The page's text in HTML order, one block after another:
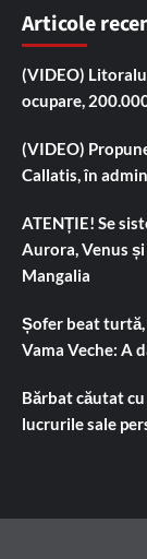
Articole
(VIDEO)
ocupare,
(VIDEO)
Callatis, în
ATENȚIE! Se
Aurora, Venus
Mangalia
Șofer beat
Vama Veche: A
Bărbat căutat
lucrurile sale